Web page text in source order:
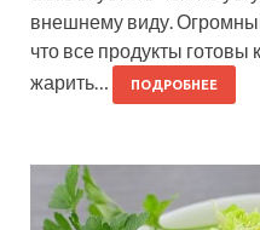
внешнему виду.
что все продукты готовы
жарить…
ПОДРОБНЕЕ